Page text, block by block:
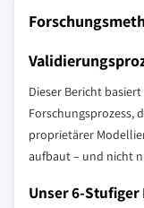
Dieser Bericht
Forschungsprozess,
proprietärer
aufbaut – und nicht
Unser 6-